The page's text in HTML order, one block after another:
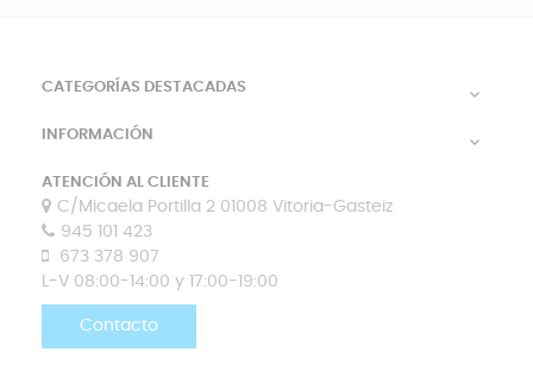
CATEGORÍAS DESTACADAS 
INFORMACIÓN 
ATENCIÓN AL CLIENTE
C/Micaela Portilla 2 01008 Vitoria-Gasteiz
945 101 423
673 378 907
L-V 08:00-14:00 y 17:00-19:00
Contacto